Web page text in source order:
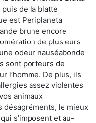
de la blatte
est Periplaneta
brune encore
de plusieurs
odeur nauséabonde
sont porteurs de
l’homme. De plus, ils
assez violentes
animaux
désagréments, le mieux
s’imposent et au-